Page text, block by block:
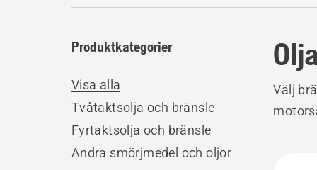
Produktkategorier
Visa alla
Tvåtaktsolja och bränsle
Fyrtaktsolja och bränsle
Andra smörjmedel och oljor
Välj